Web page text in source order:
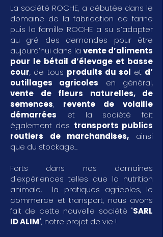
La société ROCHE, a débutée dans le
domaine de la fabrication de farine
puis la famille ROCHE a su s’adapter
au gré des demandes pour être
aujourd’hui dans la vente d’aliments
pour le bétail d’élevage et basse
cour, de tous produits du sol et d’
outillages agricoles en général,
vente de fleurs naturelles, de
semences, revente de volaille
démarrées et la société fait
également des transports publics
routiers de marchandises, ainsi
que du stockage...
Forts dans nos domaines
d'expériences telles que la nutrition
animale, la pratiques agricoles, le
commerce et transport, nous avons
fait de cette nouvelle société "SARL
ID ALIM", notre projet de vie !